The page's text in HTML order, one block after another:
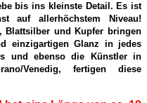
bis ins kleinste Detail. Es ist
auf allerhöchstem Niveau!
Blattsilber und Kupfer bringen
einzigartigen Glanz in jedes
und ebenso die Künstler in
Venedig, fertigen diese